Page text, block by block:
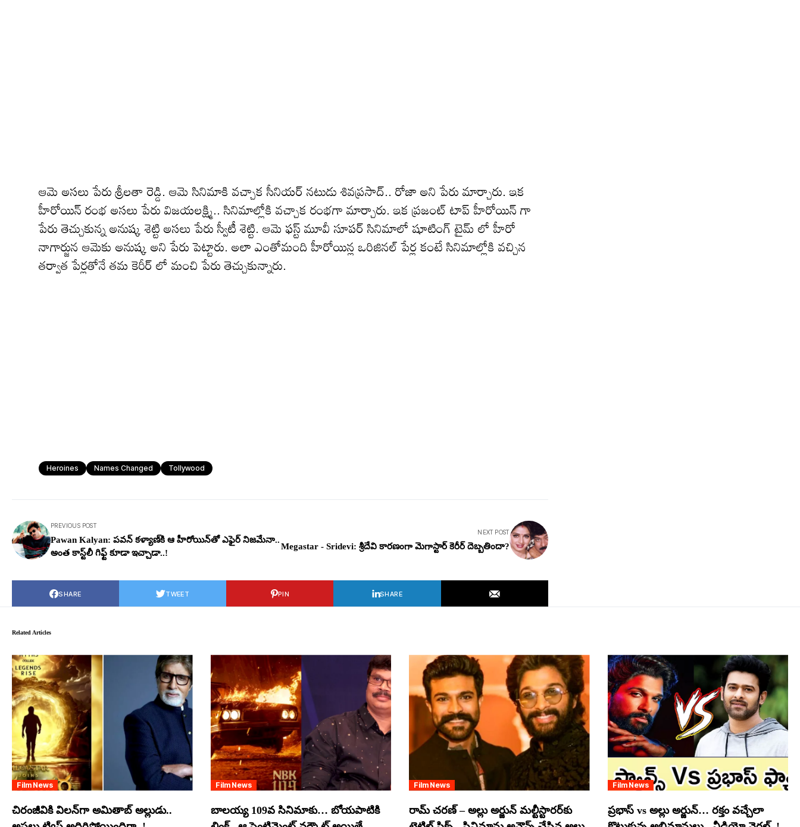
ఆమె అసలు పేరు శ్రీలతా రెడ్డి. ఆమె సినిమాకి వచ్చాక సీనియర్ నటుడు శివప్రసాద్.. రోజా అని పేరు మార్చారు. ఇక
హీరోయిన్ రంభ అసలు పేరు విజయలక్ష్మి.. సినిమాల్లోకి వచ్చాక రంభగా మార్చారు. ఇక ప్రజంట్ టాప్ హీరోయిన్ గా
పేరు తెచ్చుకున్న అనుష్క శెట్టి అసలు పేరు స్వీటీ శెట్టి. ఆమె ఫస్ట్ మూవీ సూపర్ సినిమాలో షూటింగ్ టైమ్ లో హీరో
నాగార్జున ఆమెకు అనుష్క అని పేరు పెట్టారు. అలా ఎంతోమంది హీరోయిన్ల ఒరిజినల్ పేర్ల కంటే సినిమాల్లోకి వచ్చిన
తర్వాత పేర్లతోనే తమ కెరీర్ లో మంచి పేరు తెచ్చుకున్నారు.
Heroines Names Changed Tollywood
PREVIOUS POST
Pawan Kalyan: ప‌వ‌న్ క‌ళ్యాణ్‌కి ఆ హీరోయిన్‌తో ఎఫైర్ నిజ‌మేనా..
అంత కాస్ట్‌లీ గిఫ్ట్ కూడా ఇచ్చాడా..!
NEXT POST
Megastar - Sridevi: శ్రీదేవి కారణంగా మెగాస్టార్ కెరీర్ దెబ్బతిందా?
SHARE TWEET PIN SHARE
Related Articles
Film News
చిరంజీవికి విలన్‌గా అమితాబ్ అల్లుడు..
Film News
బాలయ్య 109వ సినిమాకు… బోయపాటికి
Film News
రామ్ చరణ్ – అల్లు అర్జున్ మల్టీస్టారర్​కు
Film News
ప్రభాస్ vs అల్లు అర్జున్… రక్తం వచ్చేలా